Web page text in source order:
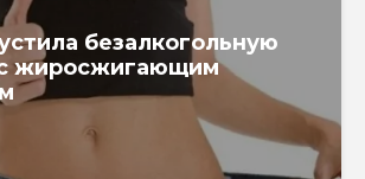
безалкогольную
жиросжигающим